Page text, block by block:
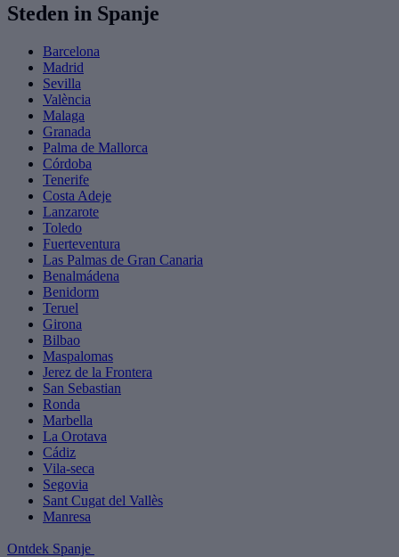
Steden in Spanje
Barcelona
Madrid
Sevilla
València
Malaga
Granada
Palma de Mallorca
Córdoba
Tenerife
Costa Adeje
Lanzarote
Toledo
Fuerteventura
Las Palmas de Gran Canaria
Benalmádena
Benidorm
Teruel
Girona
Bilbao
Maspalomas
Jerez de la Frontera
San Sebastian
Ronda
Marbella
La Orotava
Cádiz
Vila-seca
Segovia
Sant Cugat del Vallès
Manresa
Ontdek Spanje